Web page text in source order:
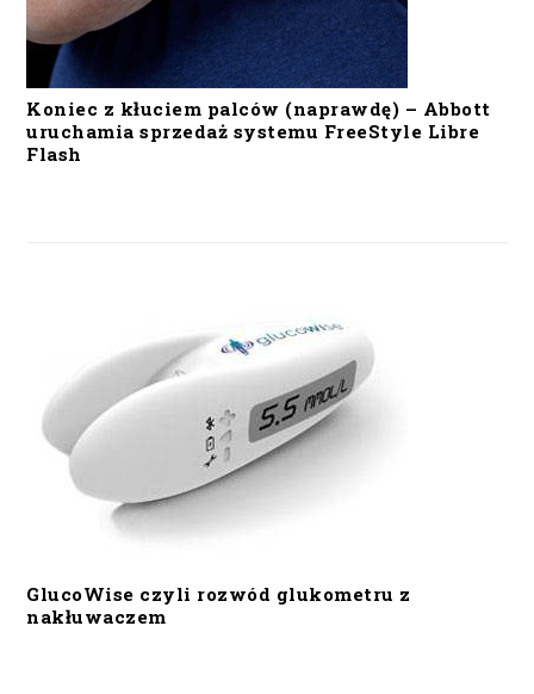
Koniec z kłuciem palców (naprawdę) – Abbott
uruchamia sprzedaż systemu FreeStyle Libre
Flash
GlucoWise czyli rozwód glukometru z
nakłuwaczem